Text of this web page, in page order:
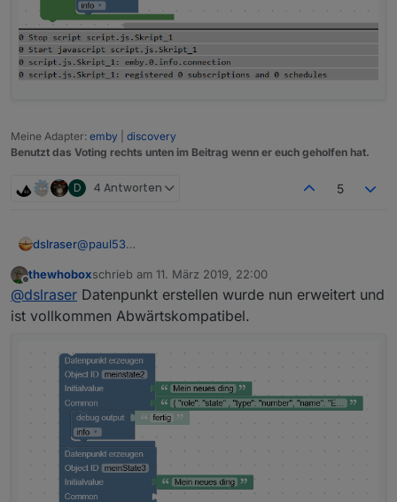
Meine Adapter: emby
discovery
Benutzt das Voting rechts unten im Beitrag wenn er euch geholfen hat.
D 4 Antworten 5
dslraser@paul53
ich nicht angeben. Ich muß dann also immer nochmal
da rein und zusätzliche Angaben machen bzw.
ändern.
Offline
thewhoboxschrieb am 11. März 2019, 22:00
zuletzt editiert von
@dslraser Datenpunkt erstellen wurde nun erweitert und
ist vollkommen Abwärtskompatibel.